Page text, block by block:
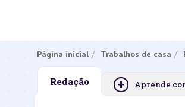
Página inicial Trabalhos de casa
Redação + Aprende